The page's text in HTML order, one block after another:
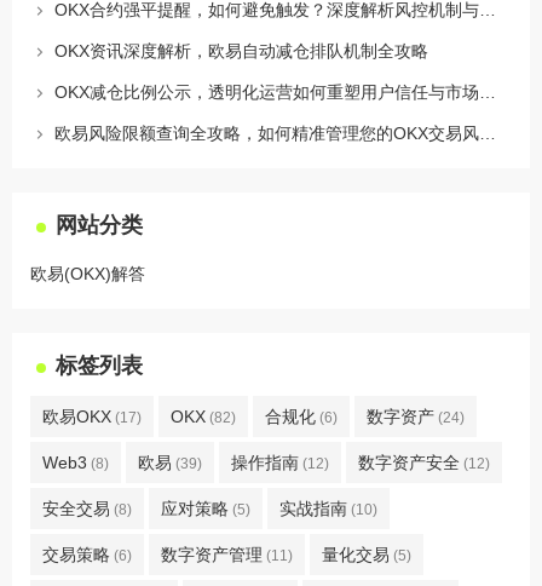
OKX资讯深度解析，欧易自动减仓排队机制全攻略
网站分类
欧易(OKX)解答
标签列表
欧易OKX (17) OKX (82) 合规化 (6) 数字资产 (24)
Web3 (8) 欧易 (39) 操作指南 (12) 数字资产安全 (12)
安全交易 (8) 应对策略 (5) 实战指南 (10)
交易策略 (6) 数字资产管理 (11) 量化交易 (5)